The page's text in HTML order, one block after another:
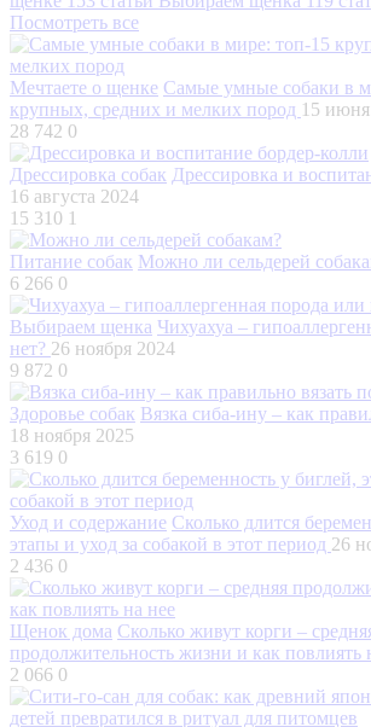
Посмотреть все
Мечтаете о щенке Самые умные собаки в
крупных, средних и мелких пород 15 июня
28 742 0
Дрессировка собак Дрессировка и
16 августа 2024
15 310 1
Питание собак Можно ли сельдерей
6 266 0
Выбираем щенка Чихуахуа –
нет? 26 ноября 2024
9 872 0
Здоровье собак Вязка сиба-ину – как
18 ноября 2025
3 619 0
Уход и содержание Сколько длится
этапы и уход за собакой в этот период 26
2 436 0
Щенок дома Сколько живут корги –
продолжительность жизни и как повлиять
2 066 0